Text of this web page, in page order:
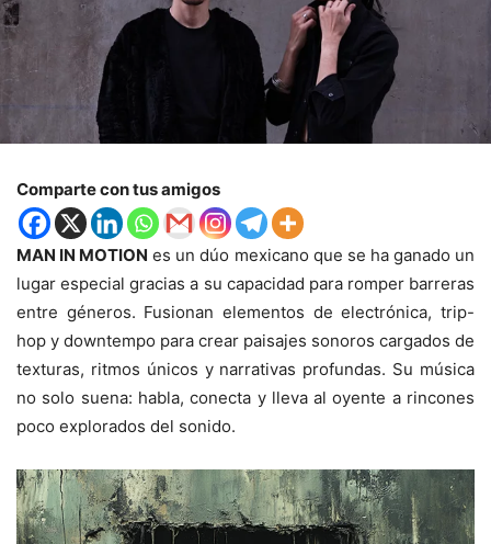
Comparte con tus amigos
MAN IN MOTION es un dúo mexicano que se ha ganado un
lugar especial gracias a su capacidad para romper barreras
entre géneros. Fusionan elementos de electrónica, trip-
hop y downtempo para crear paisajes sonoros cargados de
texturas, ritmos únicos y narrativas profundas. Su música
no solo suena: habla, conecta y lleva al oyente a rincones
poco explorados del sonido.